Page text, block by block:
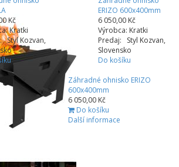
Kč
Kratki
Styl Kozvan,
ERIZO 600x400mm
6 050,00 Kč
Výrobca: Kratki
Predaj: Styl Kozvan,
Slovensko
Do košíku
Záhradné ohnisko ERIZO
600x400mm
6 050,00 Kč
Do košíku
Další informace